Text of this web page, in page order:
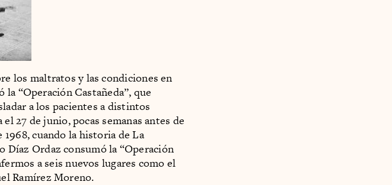
los maltratos y las condiciones en
“Operación Castañeda”, que
a los pacientes a distintos
27 de junio, pocas semanas antes de
cuando la historia de La
Díaz Ordaz consumó la “Operación
a seis nuevos lugares como el
Ramírez Moreno.